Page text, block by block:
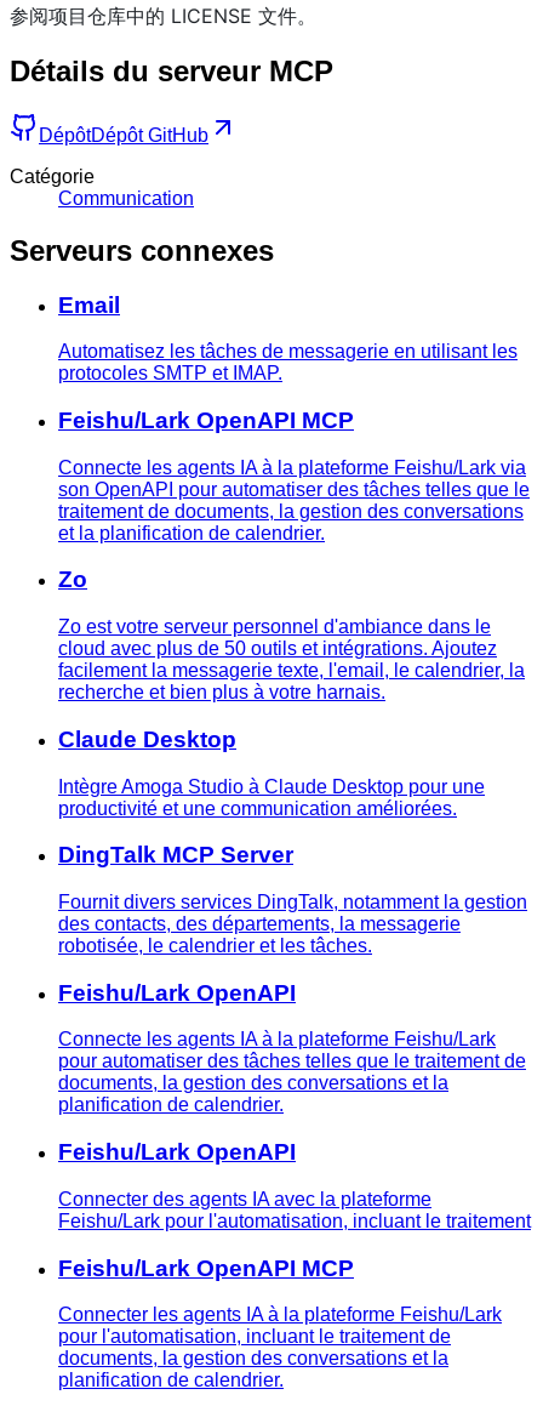
参阅项目仓库中的 LICENSE 文件。
Détails du serveur MCP
DépôtDépôt GitHub
Catégorie
Communication
Serveurs connexes
Email
Automatisez les tâches de messagerie en utilisant les
protocoles SMTP et IMAP.
Feishu/Lark OpenAPI MCP
Connecte les agents IA à la plateforme Feishu/Lark via
son OpenAPI pour automatiser des tâches telles que le
traitement de documents, la gestion des conversations
et la planification de calendrier.
Zo
Zo est votre serveur personnel d'ambiance dans le
cloud avec plus de 50 outils et intégrations. Ajoutez
facilement la messagerie texte, l'email, le calendrier, la
recherche et bien plus à votre harnais.
Claude Desktop
Intègre Amoga Studio à Claude Desktop pour une
productivité et une communication améliorées.
DingTalk MCP Server
Fournit divers services DingTalk, notamment la gestion
des contacts, des départements, la messagerie
robotisée, le calendrier et les tâches.
Feishu/Lark OpenAPI
Connecte les agents IA à la plateforme Feishu/Lark
pour automatiser des tâches telles que le traitement de
documents, la gestion des conversations et la
planification de calendrier.
Feishu/Lark OpenAPI
Connecter des agents IA avec la plateforme
Feishu/Lark pour l'automatisation, incluant le traitement
Feishu/Lark OpenAPI MCP
Connecter les agents IA à la plateforme Feishu/Lark
pour l'automatisation, incluant le traitement de
documents, la gestion des conversations et la
planification de calendrier.